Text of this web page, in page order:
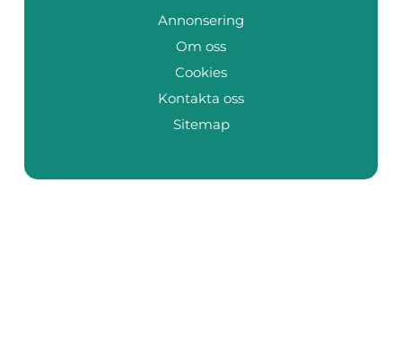
Annonsering
Om oss
Cookies
Kontakta oss
Sitemap